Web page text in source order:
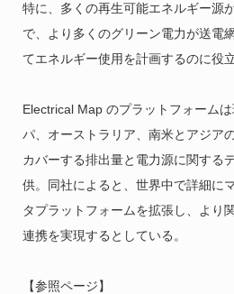
特に、多くの再生可能エネルギー源
で、より多くのグリーン電力が送電
てエネルギー使用を計画するのに役立
Electrical Map のプラットフォーム
パ、オーストラリア、南米とアジア
カバーする排出量と電力源に関する
供。同社によると、世界中で詳細に
タプラットフォームを拡張し、より
連携を実現するとしている。
【参照ページ】